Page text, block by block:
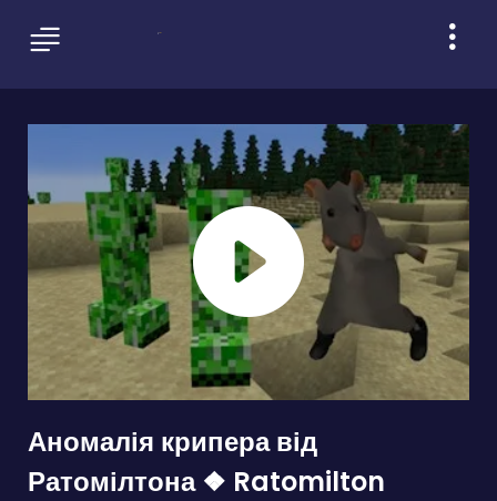
Аномалія крипера від
Ратомілтона ❖ Ratomilton